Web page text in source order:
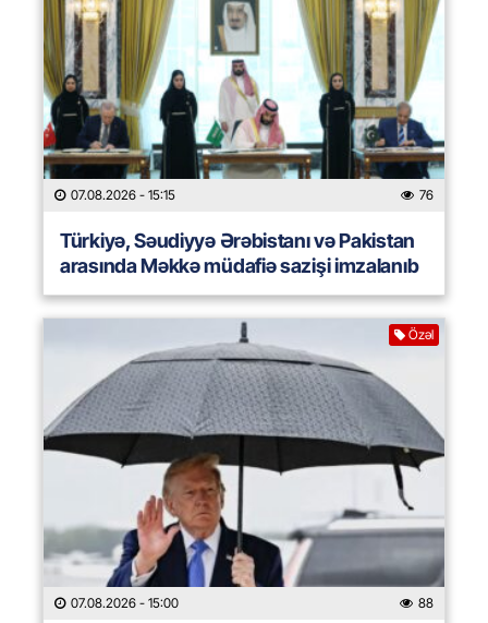
07.08.2026 - 15:15 76
Türkiyə, Səudiyyə Ərəbistanı və Pakistan
arasında Məkkə müdafiə sazişi imzalanıb
Özəl
07.08.2026 - 15:00 88